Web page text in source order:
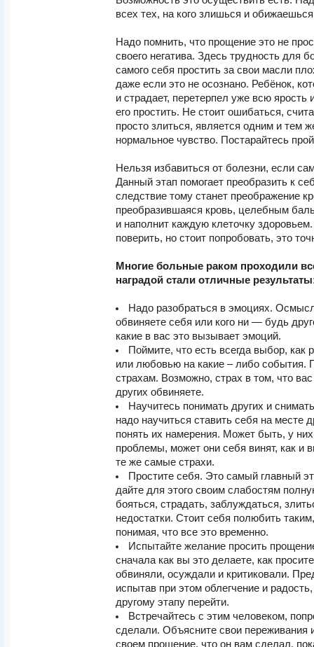
всех тех, на кого злишься и
Надо помнить, что прощение это не
своего негатива. Здесь трудность для
самого себя простить за свои масли
даже если это не осознано. Ребёнок,
и страдает, перетерпел уже всю ярость
его простить. Не стоит ошибаться,
просто злиться, является одним и тем
нормальное чувство. Постарайтесь
Нельзя избавиться от болезни, если
Данный этап помогает преобразить к
следствие тому станет преображение
преобразившаяся кровь, целебным
и наполнит каждую клеточку
поверить, но стоит попробовать, это
Многие больные раком проходили
наградой стали отличные
Надо разобраться в эмоциях.
обвиняете себя или кого ни — будь
какие в вас это вызывает эмоций.
Поймите, что есть всегда выбор, как
или любовью на какие – либо события.
страхам. Возможно, страх в том, что
других обвиняете.
Научитесь понимать других и
надо научиться ставить себя на месте
понять их намерения. Может быть, у
проблемы, может они себя винят, как и
те же самые страхи.
Простите себя. Это самый главный
дайте для этого своим слабостям
бояться, страдать, заблуждаться,
недостатки. Стоит себя полюбить
понимая, что все это временно.
Испытайте желание просить
сначала как вы это делаете, как
обвиняли, осуждали и критиковали.
испытав при этом облегчение и
другому этапу перейти.
Встречайтесь с этим человеком,
сделали. Объясните свои переживания
своем прощение, что он вам сделал,